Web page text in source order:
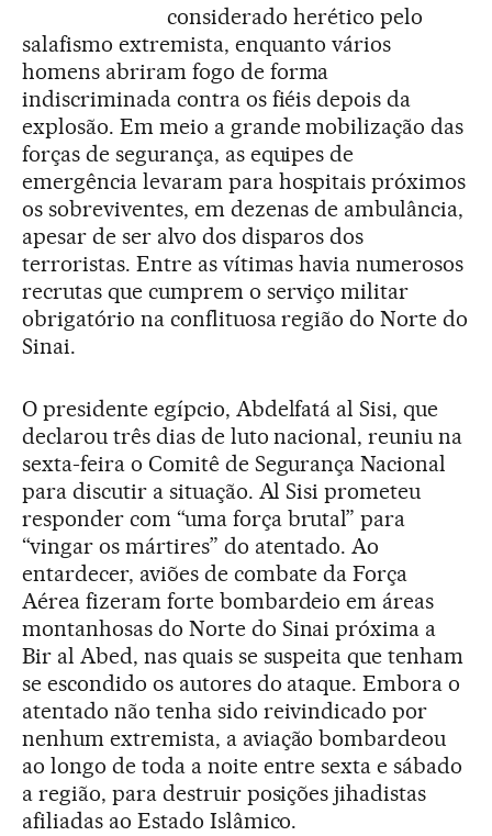
considerado herético pelo
salafismo extremista, enquanto vários
homens abriram fogo de forma
indiscriminada contra os fiéis depois da
explosão. Em meio a grande mobilização das
forças de segurança, as equipes de
emergência levaram para hospitais próximos
os sobreviventes, em dezenas de ambulância,
apesar de ser alvo dos disparos dos
terroristas. Entre as vítimas havia numerosos
recrutas que cumprem o serviço militar
obrigatório na conflituosa região do Norte do
Sinai.
O presidente egípcio, Abdelfatá al Sisi, que
declarou três dias de luto nacional, reuniu na
sexta-feira o Comitê de Segurança Nacional
para discutir a situação. Al Sisi prometeu
responder com “uma força brutal” para
“vingar os mártires” do atentado. Ao
entardecer, aviões de combate da Força
Aérea fizeram forte bombardeio em áreas
montanhosas do Norte do Sinai próxima a
Bir al Abed, nas quais se suspeita que tenham
se escondido os autores do ataque. Embora o
atentado não tenha sido reivindicado por
nenhum extremista, a aviação bombardeou
ao longo de toda a noite entre sexta e sábado
a região, para destruir posições jihadistas
afiliadas ao Estado Islâmico.